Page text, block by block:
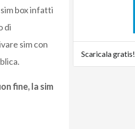
box infatti
di
sim con
fine, la sim
Scaricala gratis!